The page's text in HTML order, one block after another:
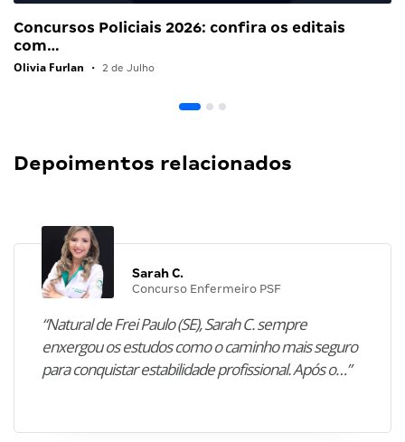
Concursos Policiais 2026: confira os editais
com…
Olivia Furlan • 2 de Julho
Depoimentos relacionados
Sarah C.
Concurso Enfermeiro PSF
“Natural de Frei Paulo (SE), Sarah C. sempre
enxergou os estudos como o caminho mais seguro
para conquistar estabilidade profissional. Após o…”